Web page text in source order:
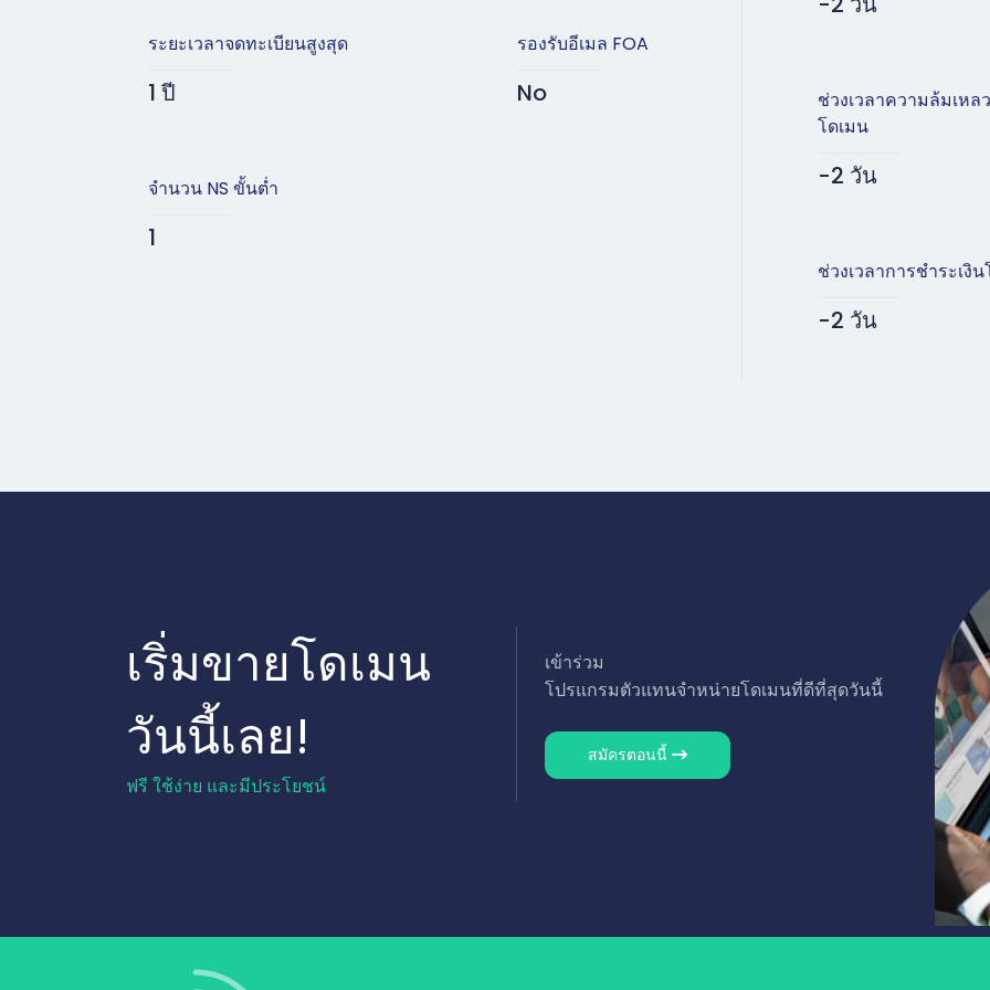
ระยะเวลาจดทะเบียนสูงสุด
1 ปี
จำนวน NS ขั้นต่ำ
1
รองรับอีเมล FOA
No
ช่วงเวลาความล้มเหล
โดเมน
-2 วัน
ช่วงเวลาการชำระเงิ
-2 วัน
เริ่มขายโดเมน
วันนี้เลย!
ฟรี ใช้ง่าย และมีประโยชน์
เข้าร่วม
โปรแกรมตัวแทนจำหน่ายโดเมนที่ดีที่สุดวันนี้
สมัครตอนนี้